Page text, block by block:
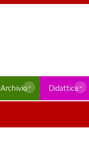
Archivio Didattica